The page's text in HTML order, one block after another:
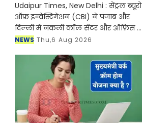
Udaipur Times, New Delhi : सेंट्रल ब्यूरो
ऑफ़ इन्वेस्टिगेशन (CBI) ने पंजाब और
दिल्ली में नकली कॉल सेंटर और ऑफ़िस के
ज़रिए चल रहे एक बड़े इंटरनेशनल टेक-
NEWS Thu,6 Aug 2026